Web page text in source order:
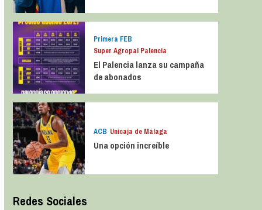
Primera FEB
Super Agropal Palencia
El Palencia lanza su campaña
de abonados
ACB Unicaja de Málaga
Una opción increíble
Redes Sociales